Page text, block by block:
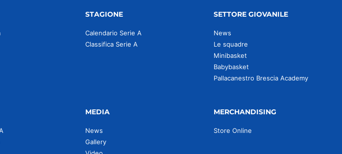
STAGIONE
Calendario Serie A
Classifica Serie A
SETTORE GIOVANILE
News
Le squadre
Minibasket
Babybasket
Pallacanestro Brescia Academy
MEDIA
News
Gallery
MERCHANDISING
Store Online